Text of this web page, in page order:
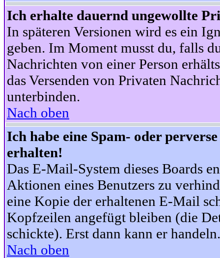
Ich erhalte dauernd ungewollte
In späteren Versionen wird es ein
geben. Im Moment musst du, falls
Nachrichten von einer Person
das Versenden von Privaten
unterbinden.
Nach oben
Ich habe eine Spam- oder
erhalten!
Das E-Mail-System dieses Boards
Aktionen eines Benutzers zu
eine Kopie der erhaltenen E-Mail
Kopfzeilen angefügt bleiben (die
schickte). Erst dann kann er handeln.
Nach oben